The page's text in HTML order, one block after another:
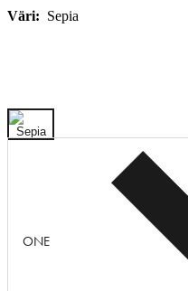
Väri: Sepia
ONE